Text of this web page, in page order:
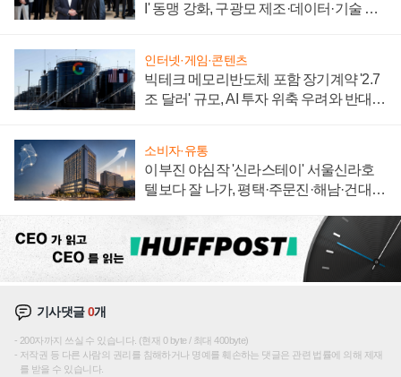
I' 동맹 강화, 구광모 제조·데이터·기술 결
인터넷·게임·콘텐츠
빅테크 메모리반도체 포함 장기계약 '2.7
조 달러' 규모, AI 투자 위축 우려와 반대
소비자·유통
이부진 야심작 '신라스테이' 서울신라호
텔보다 잘 나가, 평택·주문진·해남·건대로
기사댓글0개
200자까지 쓰실 수 있습니다. (현재 0 byte / 최대 400byte)
저작권 등 다른 사람의 권리를 침해하거나 명예를 훼손하는 댓글은 관련 법률에 의해 제재
를 받을 수 있습니다.